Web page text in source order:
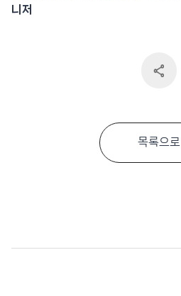
니저
목록으로